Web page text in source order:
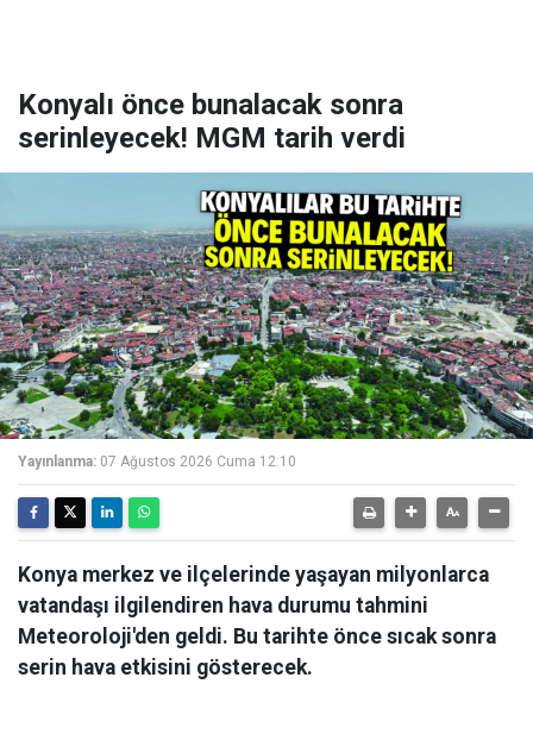
Konyalı önce bunalacak sonra
serinleyecek! MGM tarih verdi
Yayınlanma: 07 Ağustos 2026 Cuma 12:10
Konya merkez ve ilçelerinde yaşayan milyonlarca
vatandaşı ilgilendiren hava durumu tahmini
Meteoroloji'den geldi. Bu tarihte önce sıcak sonra
serin hava etkisini gösterecek.